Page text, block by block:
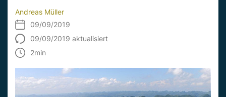
Andreas Müller
09/09/2019
09/09/2019 aktualisiert
2min